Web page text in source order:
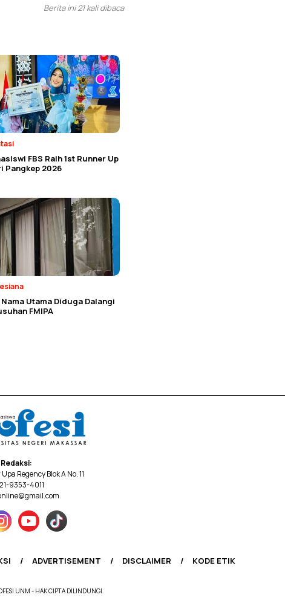
Berita ini 21 kali dibaca
FBS Raih 1st Runner Up
Pangkep 2026
Nama Utama Diduga Dalangi
FMIPA
Regency Blok A No. 11
9353-4011
ADVERTISEMENT DISCLAIMER KODE ETIK
UNM - HAK CIPTA DILINDUNGI